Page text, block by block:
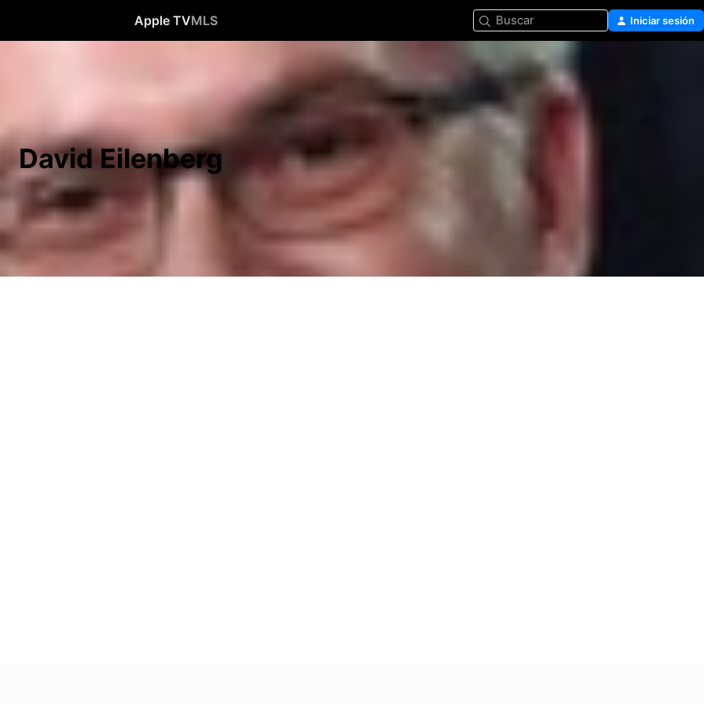
Apple TVMLS Buscar Iniciar sesión
David Eilenberg